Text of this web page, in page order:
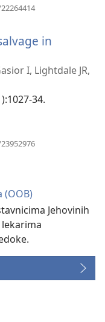
in
I, Lightdale JR,
34.
(OOB)
Jehovinih